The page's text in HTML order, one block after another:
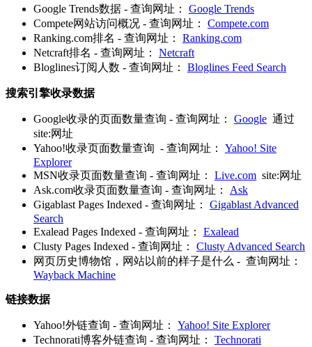
Google Trends数据 - 查询网址： Google Trends
Compete网站访问概况 - 查询网址： Compete.com
Ranking.com排名 - 查询网址： Ranking.com
Netcraft排名 - 查询网址： Netcraft
Bloglines订阅人数 - 查询网址： Bloglines Feed Search
搜索引擎收录数据
Google收录的页面数量查询 - 查询网址： Google 通过
site:网址
Yahoo!收录页面数量查询 - 查询网址： Yahoo! Site
Explorer
MSN收录页面数量查询 - 查询网址： Live.com site:网址
Ask.com收录页面数量查询 - 查询网址： Ask
Gigablast Pages Indexed - 查询网址： Gigablast Advanced
Search
Exalead Pages Indexed - 查询网址： Exalead
Clusty Pages Indexed - 查询网址： Clusty Advanced Search
网页历史博物馆，网站以前的样子是什么 - 查询网址：
Wayback Machine
链接数据
Yahoo!外链查询 - 查询网址： Yahoo! Site Explorer
Technorati博客外链查询 - 查询网址： Technorati